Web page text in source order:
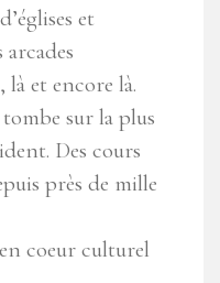
et
et encore là.
sur la plus
Des cours
près de mille
coeur culturel